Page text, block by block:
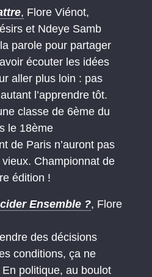
, Flore Viénot,
et Ndeye Samb
parole pour partager
écouter les idées
aller plus loin : pas
l’apprendre tôt.
classe de 6ème du
le 18ème
de Paris n’auront pas
vieux. Championnat de
édition !
Ensemble ?, Flore
des décisions
conditions, ça ne
En politique, au boulot